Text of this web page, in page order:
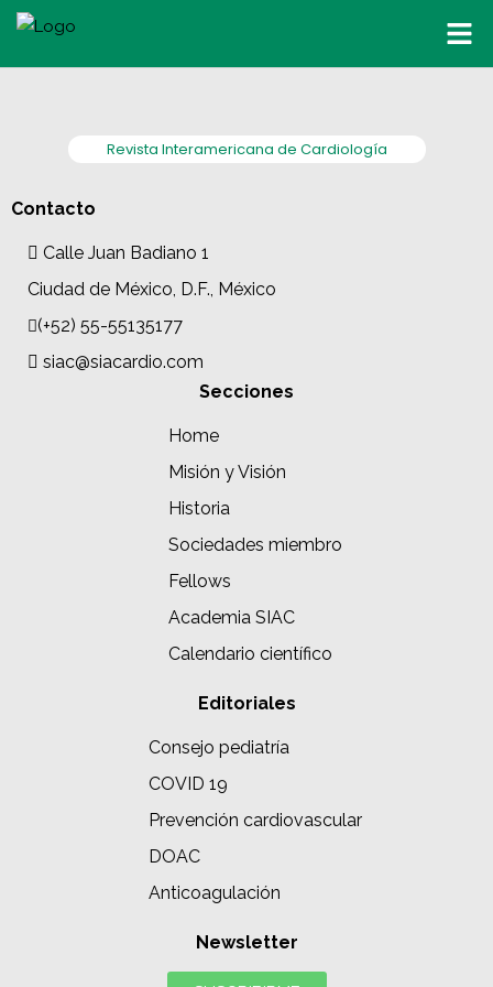
Revista Interamericana de Cardiología
Contacto
Calle Juan Badiano 1
Ciudad de México, D.F., México
(+52) 55-55135177
siac@siacardio.com
Secciones
Home
Misión y Visión
Historia
Sociedades miembro
Fellows
Academia SIAC
Calendario científico
Editoriales
Consejo pediatría
COVID 19
Prevención cardiovascular
DOAC
Anticoagulación
Newsletter